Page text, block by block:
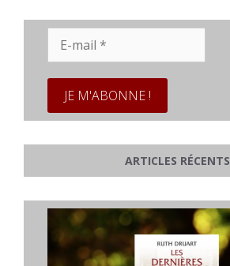
mail
ARTICLES RÉCENTS